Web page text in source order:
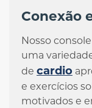
Conexão
Nosso
uma
de cardio
e exercícios
motivados e